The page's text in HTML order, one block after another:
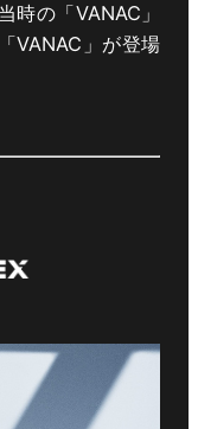
時の「VANAC」
VANAC」が登場